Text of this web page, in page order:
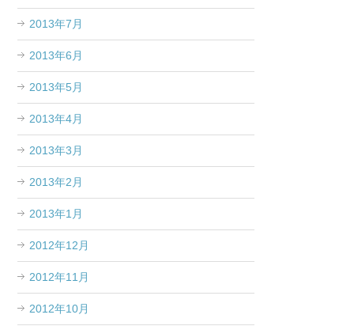
2013年7月
2013年6月
2013年5月
2013年4月
2013年3月
2013年2月
2013年1月
2012年12月
2012年11月
2012年10月